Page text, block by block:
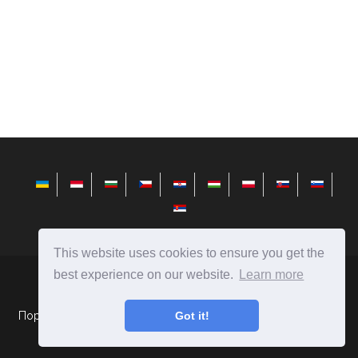
This website uses cookies to ensure you get the
best experience on our website.
Learn more
Got it!
sr.avktarget.com Ⓒ2026
Поређења људи, предмета, појава, аутомобила, хране и још
много тога.